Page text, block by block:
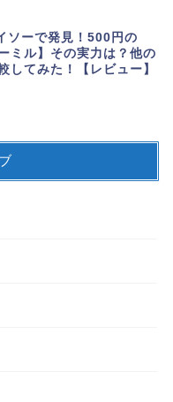
ソーで発見！500円の
ミル】その実力は？他の
してみた！【レビュー】